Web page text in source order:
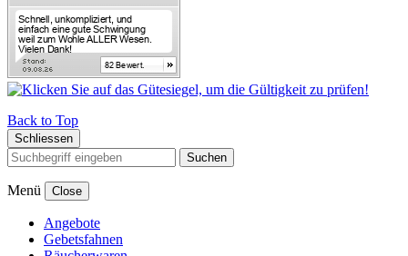
Back to Top
Schliessen
Suchen
Menü Close
Angebote
Gebetsfahnen